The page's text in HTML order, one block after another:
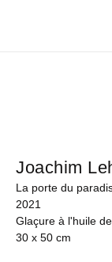
Joachim
La porte du
2021
Glaçure à l'huile
30 x 50 cm